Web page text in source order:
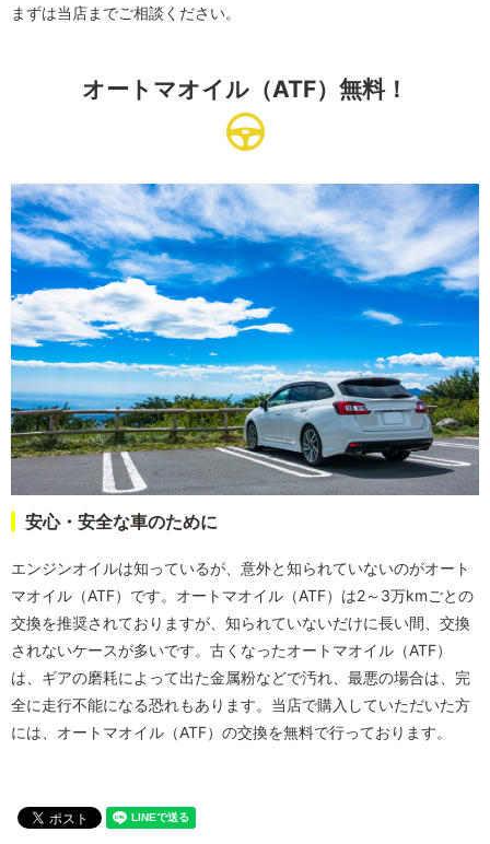
まずは当店までご相談ください。
オートマオイル（ATF）無料！
安心・安全な車のために
エンジンオイルは知っているが、意外と知られていないのがオート
マオイル（ATF）です。オートマオイル（ATF）は2～3万kmごとの
交換を推奨されておりますが、知られていないだけに長い間、交換
されないケースが多いです。古くなったオートマオイル（ATF）
は、ギアの磨耗によって出た金属粉などで汚れ、最悪の場合は、完
全に走行不能になる恐れもあります。当店で購入していただいた方
には、オートマオイル（ATF）の交換を無料で行っております。